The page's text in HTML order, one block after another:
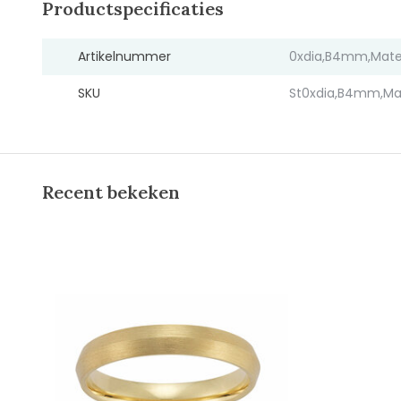
Productspecificaties
Artikelnummer
SKU
Recent bekeken